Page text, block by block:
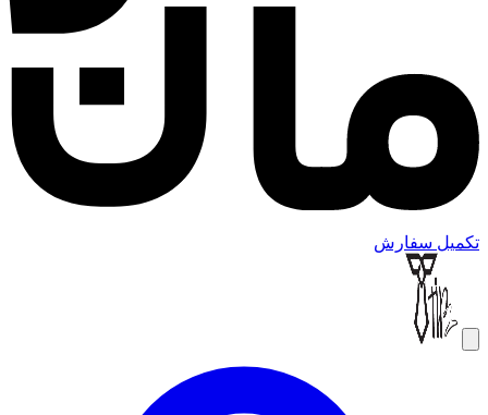
تکمیل سفارش